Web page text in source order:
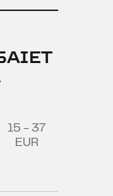
15 - 37
EUR